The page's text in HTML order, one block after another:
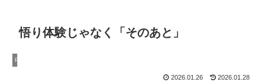
悟り体験じゃなく「そのあと」
PNSE・悟り
2026.01.26 2026.01.28